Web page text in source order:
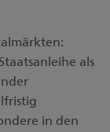
als
in den